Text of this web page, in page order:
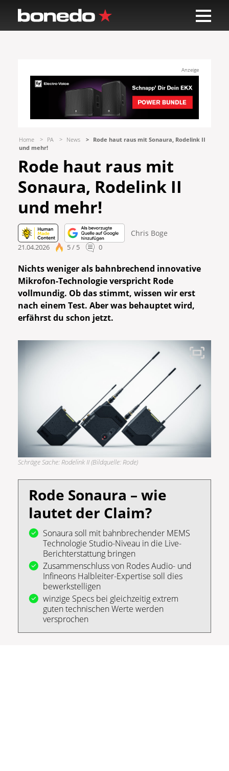
Anzeige
Home PA News
Rode haut raus mit Sonaura, Rodelink II
und mehr!
Rode haut raus mit
Sonaura, Rodelink II
und mehr!
Chris Boge
21.04.2026 5 / 5 0
Nichts weniger als bahnbrechend innovative
Mikrofon-Technologie verspricht Rode
vollmundig. Ob das stimmt, wissen wir erst
nach einem Test. Aber was behauptet wird,
erfährst du schon jetzt.
Schräge Sache: Rodelink II (Bildquelle: Rode)
Rode Sonaura – wie
lautet der Claim?
Sonaura soll mit bahnbrechender MEMS
Technologie Studio-Niveau in die Live-
Berichterstattung bringen
Zusammenschluss von Rodes Audio- und
Infineons Halbleiter-Expertise soll dies
bewerkstelligen
winzige Specs bei gleichzeitig extrem
guten technischen Werte werden
versprochen